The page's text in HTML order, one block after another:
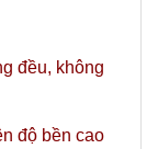
đều, không
độ bền cao